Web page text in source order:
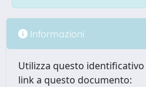
Informazioni
Utilizza questo
link a questo documento: